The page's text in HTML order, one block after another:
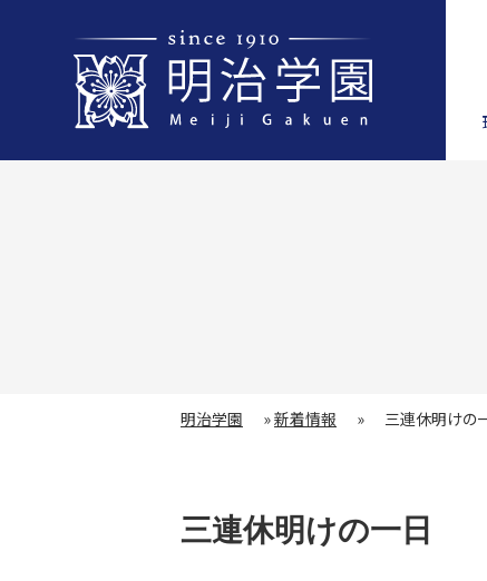
明治学園 »新着情報 » 三連休明けの
三連休明けの一日